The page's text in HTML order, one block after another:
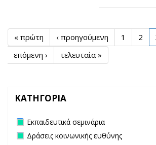
« πρώτη ‹ προηγούμενη 1 2
επόμενη ›
τελευταία »
ΚΑΤΗΓΟΡΙΑ
Remove Εκπαιδευτικά σεμινάρια filter
Εκπαιδευτικά σεμινάρια
Remove Δράσεις κοινωνικής ευθύνης
Δράσεις κοινωνικής ευθύνης